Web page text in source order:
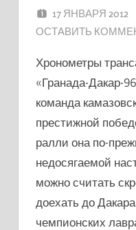
17 ЯНВАРЯ 2012
ОСТАВИТЬ
Хронометры
«Гранада-Дакар-
команда
престижной
ралли она по-
недосягаемой
можно считать
доехать до
чемпионских